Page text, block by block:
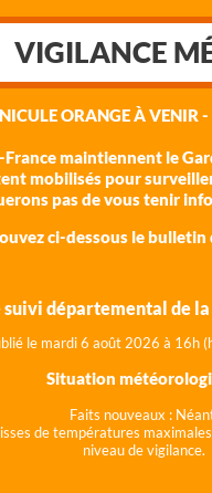
VIGILANCE
ORANGE À
maintiennent le
mobilisés pour
pas de vous tenir
ci-dessous le bulletin
départemental de la
le mardi 6 août 2026 à 16h
Situation
Faits nouveaux :
de températures
niveau de vigilance.